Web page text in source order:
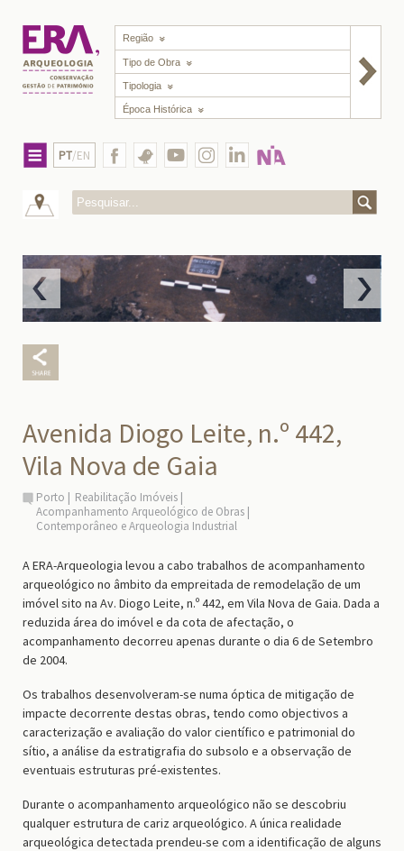
Região
Tipo de Obra
Tipologia
Época Histórica
PT/EN
Avenida Diogo Leite, n.º 442,
Vila Nova de Gaia
Porto
Reabilitação Imóveis
Acompanhamento Arqueológico de Obras
Contemporâneo e Arqueologia Industrial
A ERA-Arqueologia levou a cabo trabalhos de acompanhamento
arqueológico no âmbito da empreitada de remodelação de um
imóvel sito na Av. Diogo Leite, n.º 442, em Vila Nova de Gaia. Dada a
reduzida área do imóvel e da cota de afectação, o
acompanhamento decorreu apenas durante o dia 6 de Setembro
de 2004.
Os trabalhos desenvolveram-se numa óptica de mitigação de
impacte decorrente destas obras, tendo como objectivos a
caracterização e avaliação do valor científico e patrimonial do
sítio, a análise da estratigrafia do subsolo e a observação de
eventuais estruturas pré-existentes.
Durante o acompanhamento arqueológico não se descobriu
qualquer estrutura de cariz arqueológico. A única realidade
arqueológica detectada prendeu-se com a identificação de alguns